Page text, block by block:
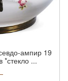
ампир 19
*стекло ...